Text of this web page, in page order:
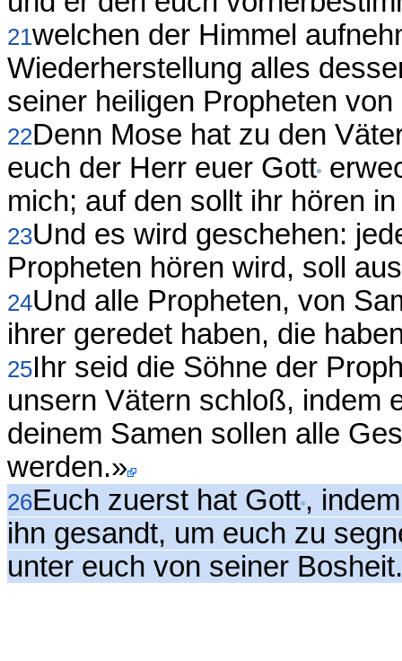
21welchen der Himmel
Wiederherstellung alles
seiner heiligen Propheten
22Denn Mose hat zu den
euch der Herr euer Gott
mich; auf den sollt ihr hören
23Und es wird geschehen:
Propheten hören wird, soll
24Und alle Propheten, von
ihrer geredet haben, die
25Ihr seid die Söhne der
unsern Vätern schloß, indem
deinem Samen sollen alle
werden.»
26Euch zuerst hat Gott ,
ihn gesandt, um euch zu
unter euch von seiner Bosheit.